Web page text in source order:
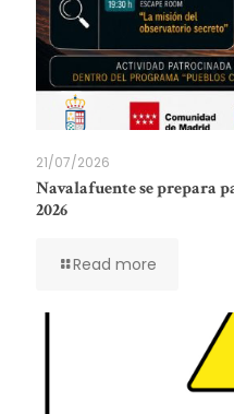
21/07/2026
Navalafuente se prepara
2026
Read more